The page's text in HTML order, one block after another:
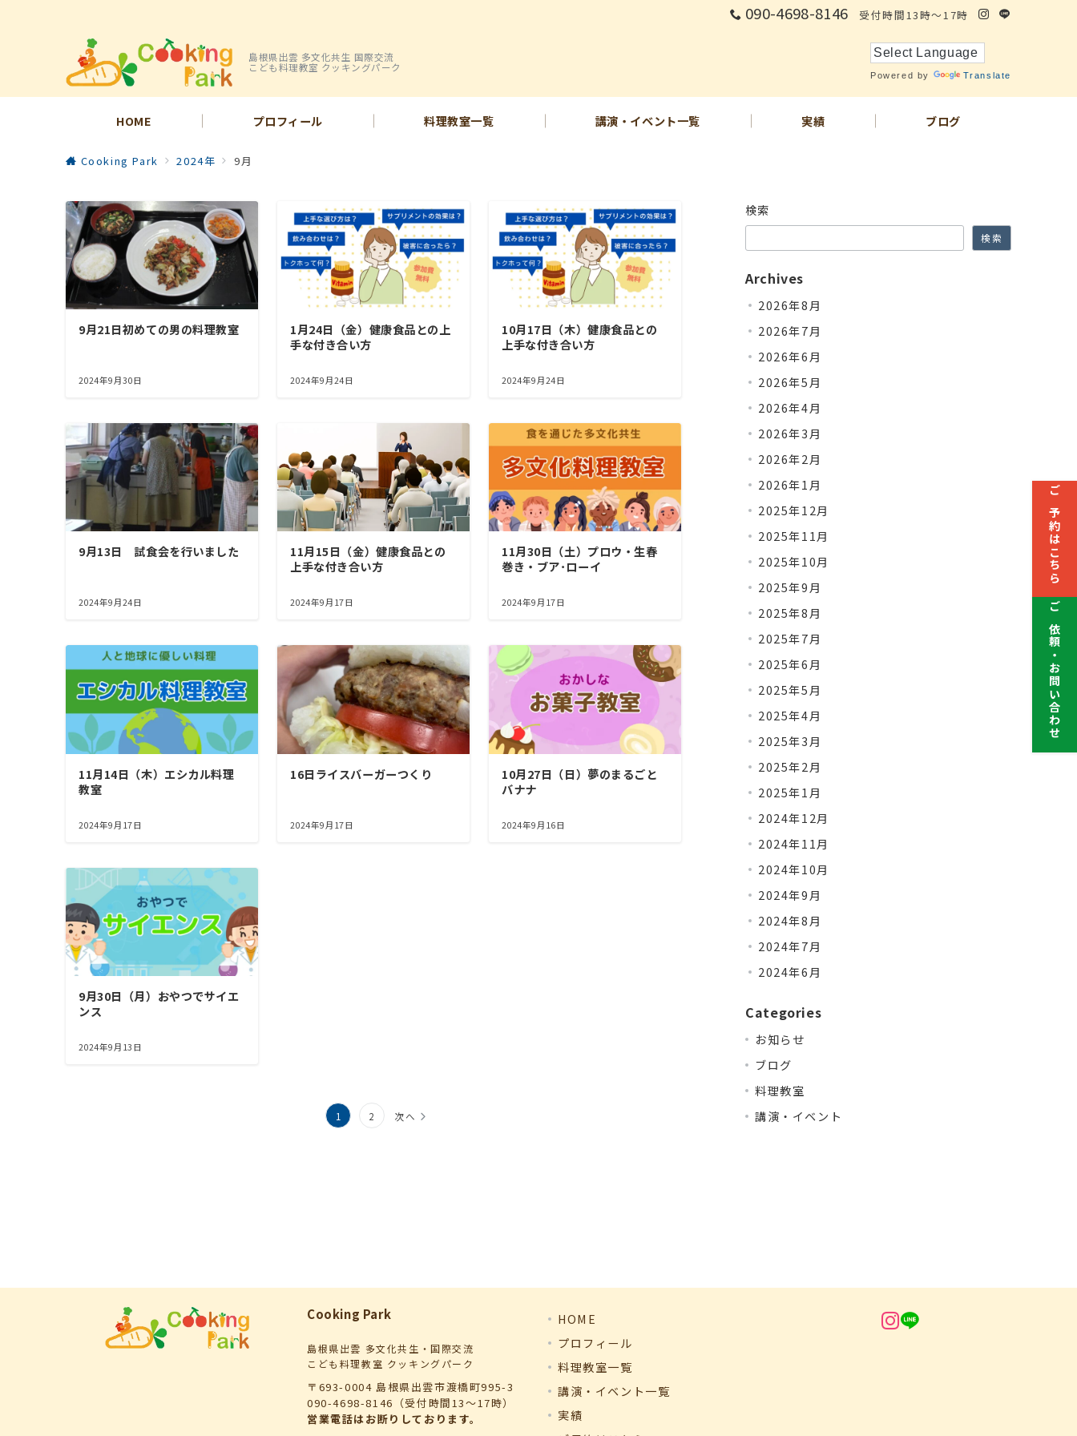
090-4698-8146 受付時間13時～17時
島根県出雲 多文化共生 国際交流
こども料理教室 クッキングパーク
Powered by Translate
HOME プロフィール 料理教室一覧 講演・イベント一覧 実績 ブログ
Cooking Park 2024年 9月
9月21日初めての男の料理教室
2024年9月30日
1月24日（金）健康食品との上
手な付き合い方
2024年9月24日
10月17日（木）健康食品との
上手な付き合い方
2024年9月24日
9月13日 試食会を行いました
2024年9月24日
11月15日（金）健康食品との
上手な付き合い方
2024年9月17日
11月30日（土）プロウ・生春
巻き・ブア･ローイ
2024年9月17日
11月14日（木）エシカル料理
教室
2024年9月17日
16日ライスバーガーつくり
2024年9月17日
10月27日（日）夢のまるごと
バナナ
2024年9月16日
9月30日（月）おやつでサイエ
ンス
2024年9月13日
1 2 次へ
検索
検索
Archives
2026年8月
2026年7月
2026年6月
2026年5月
2026年4月
2026年3月
2026年2月
2026年1月
2025年12月
2025年11月
2025年10月
2025年9月
2025年8月
2025年7月
2025年6月
2025年5月
2025年4月
2025年3月
2025年2月
2025年1月
2024年12月
2024年11月
2024年10月
2024年9月
2024年8月
2024年7月
2024年6月
Categories
お知らせ
ブログ
料理教室
講演・イベント
Cooking Park
島根県出雲 多文化共生・国際交流
こども料理教室 クッキングパーク
〒693-0004 島根県出雲市渡橋町995-3
090-4698-8146（受付時間13～17時）
営業電話はお断りしております。
HOME
プロフィール
料理教室一覧
講演・イベント一覧
実績
ご予約はこちら
ご依頼・お問い合わせ